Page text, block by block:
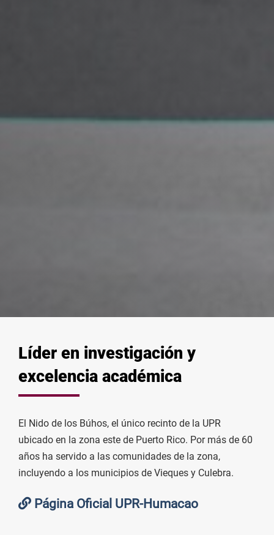
Líder en investigación y
excelencia académica
El Nido de los Búhos, el único recinto de la UPR
ubicado en la zona este de Puerto Rico. Por más de 60
años ha servido a las comunidades de la zona,
incluyendo a los municipios de Vieques y Culebra.
Página Oficial UPR-Humacao